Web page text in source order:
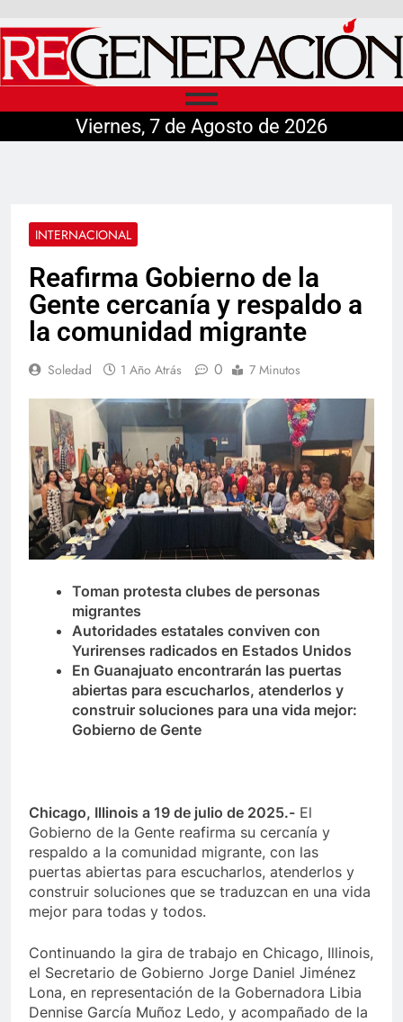
Viernes, 7 de Agosto de 2026
INTERNACIONAL
Reafirma Gobierno de la
Gente cercanía y respaldo a
la comunidad migrante
Soledad 1 Año Atrás 0 7 Minutos
Toman protesta clubes de personas
migrantes
Autoridades estatales conviven con
Yurirenses radicados en Estados Unidos
En Guanajuato encontrarán las puertas
abiertas para escucharlos, atenderlos y
construir soluciones para una vida mejor:
Gobierno de Gente
Chicago, Illinois a 19 de julio de 2025.- El
Gobierno de la Gente reafirma su cercanía y
respaldo a la comunidad migrante, con las
puertas abiertas para escucharlos, atenderlos y
construir soluciones que se traduzcan en una vida
mejor para todas y todos.
Continuando la gira de trabajo en Chicago, Illinois,
el Secretario de Gobierno Jorge Daniel Jiménez
Lona, en representación de la Gobernadora Libia
Dennise García Muñoz Ledo, y acompañado de la